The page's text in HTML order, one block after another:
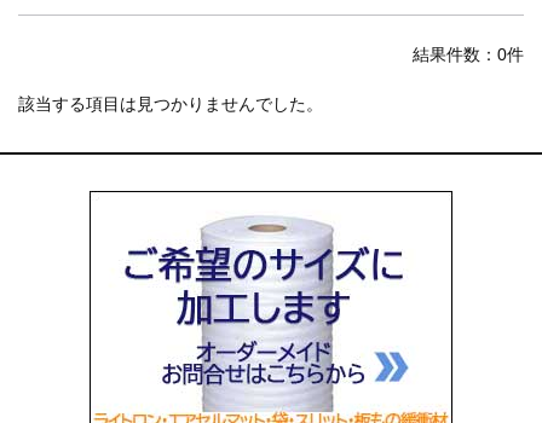
夏季休業のお知らせ...
全国へ確実・迅速に納品...
結果件数：0件
該当する項目は見つかりませんでした。